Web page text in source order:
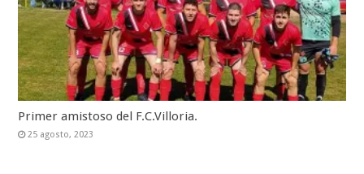
Primer amistoso del F.C.Villoria.
25 agosto, 2023